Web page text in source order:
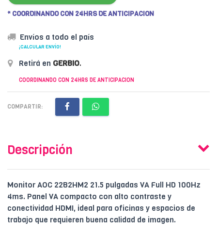
* COORDINANDO CON 24HRS DE ANTICIPACION
Envíos a todo el país
¡CALCULAR ENVÍO!
Retirá en GERBIO.
COORDINANDO CON 24HRS DE ANTICIPACION
COMPARTIR:
Descripción
Monitor AOC 22B2HM2 21.5 pulgadas VA Full HD 100Hz
4ms. Panel VA compacto con alto contraste y
conectividad HDMI, ideal para oficinas y espacios de
trabajo que requieren buena calidad de imagen.